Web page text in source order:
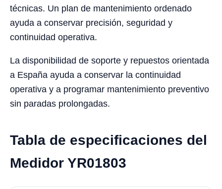
técnicas. Un plan de mantenimiento ordenado
ayuda a conservar precisión, seguridad y
continuidad operativa.
La disponibilidad de soporte y repuestos orientada
a España ayuda a conservar la continuidad
operativa y a programar mantenimiento preventivo
sin paradas prolongadas.
Tabla de especificaciones del
Medidor YR01803